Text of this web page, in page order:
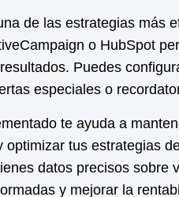
de las estrategias más
o HubSpot
Puedes
especiales o
te ayuda a
optimizar tus estrategias
datos precisos sobre
y mejorar la